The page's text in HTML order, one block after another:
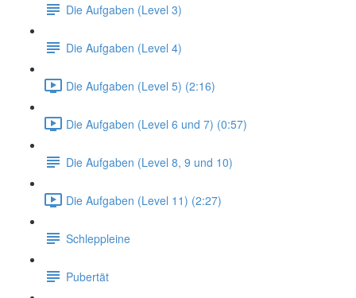
Die Aufgaben (Level 3)
Die Aufgaben (Level 4)
Die Aufgaben (Level 5) (2:16)
Die Aufgaben (Level 6 und 7) (0:57)
Die Aufgaben (Level 8, 9 und 10)
Die Aufgaben (Level 11) (2:27)
Schleppleine
Pubertät